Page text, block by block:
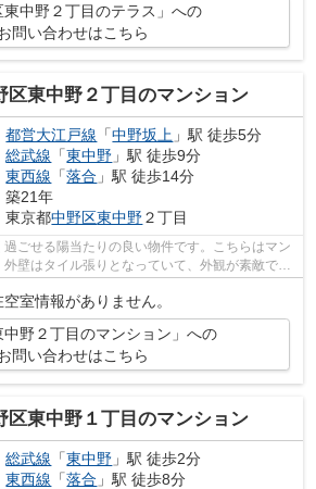
東中野２丁目のテラス」への
問い合わせはこちら
区東中野２丁目のマンション
都営大江戸線 「中野坂上 」駅 徒歩5分
総武線 「東中野 」駅 徒歩9分
東西線 「落合 」駅 徒歩14分
築21年
東京都中野区東中野２丁目
ごせる陽当たりの良い物件です。こちらはマン
壁はタイル張りとなっていて、外観が素敵で
室情報がありません。
中野２丁目のマンション」への
問い合わせはこちら
区東中野１丁目のマンション
総武線 「東中野 」駅 徒歩2分
東西線 「落合 」駅 徒歩8分